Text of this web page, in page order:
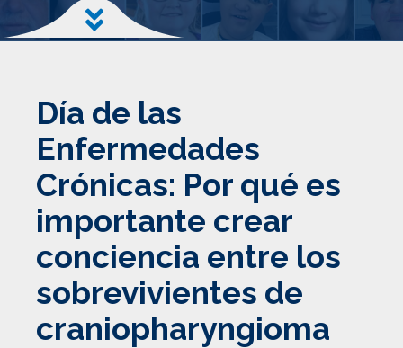
r
Ir al contenido principal
Día de las
Enfermedades
Crónicas: Por qué es
importante crear
conciencia entre los
sobrevivientes de
craniopharyngioma